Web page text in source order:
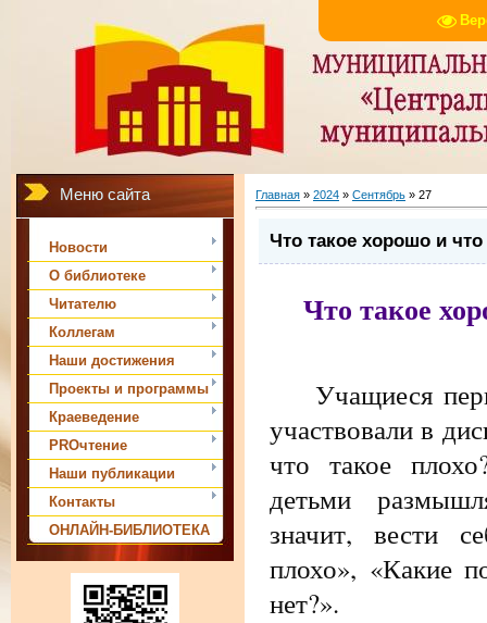
Меню сайта
Новости
О библиотеке
Читателю
Коллегам
Наши достижения
Проекты и программы
Краеведение
PROчтение
Наши публикации
Контакты
ОНЛАЙН-БИБЛИОТЕКА
Главная » 2024 » Сентябрь » 27
Что такое хорошо и
Что такое
Учащиеся
участвовали в
что такое
детьми
значит, вести
плохо», «Какие
нет?».